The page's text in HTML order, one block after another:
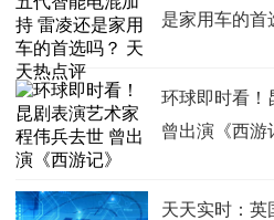
是家用车的首
环球即时看！
曾出演《西游
天天实时：英